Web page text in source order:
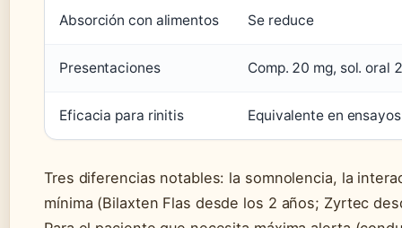
Absorción con alimentos Se reduce
Presentaciones Comp. 20 mg, sol. oral
Eficacia para rinitis Equivalente en ensayos
Tres diferencias notables: la somnolencia, la
mínima (Bilaxten Flas desde los 2 años; Zyrtec